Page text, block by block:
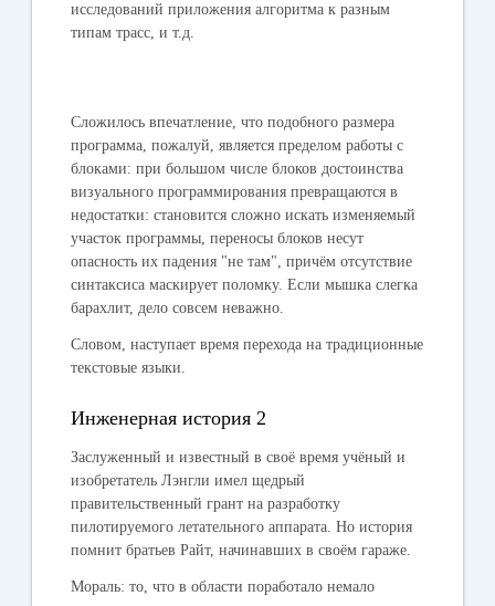
исследований приложения алгоритма к разным
типам трасс, и т.д.
Сложилось впечатление, что подобного размера
программа, пожалуй, является пределом работы с
блоками: при большом числе блоков достоинства
визуального программирования превращаются в
недостатки: становится сложно искать изменяемый
участок программы, переносы блоков несут
опасность их падения "не там", причём отсутствие
синтаксиса маскирует поломку. Если мышка слегка
барахлит, дело совсем неважно.
Словом, наступает время перехода на традиционные
текстовые языки.
Инженерная история 2
Заслуженный и известный в своё время учёный и
изобретатель Лэнгли имел щедрый
правительственный грант на разработку
пилотируемого летательного аппарата. Но история
помнит братьев Райт, начинавших в своём гараже.
Мораль: то, что в области поработало немало